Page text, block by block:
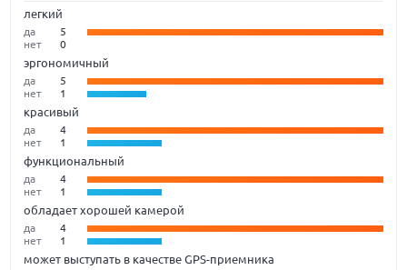
легкий
да
5
нет
0
эргономичный
да
5
нет
1
красивый
да
4
нет
1
функциональный
да
4
нет
1
обладает хорошей камерой
да
4
нет
1
может выступать в качестве GPS-приемника